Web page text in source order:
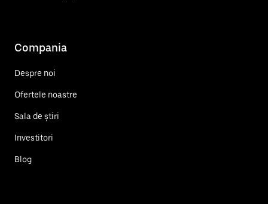
Compania
Despre noi
Ofertele noastre
Sala de știri
Investitori
Blog